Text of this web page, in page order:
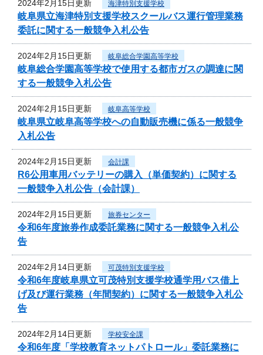
2024年2月15日更新 海津特別支援学校
岐阜県立海津特別支援学校スクールバス運行管理業務
委託に関する一般競争入札公告
2024年2月15日更新 岐阜総合学園高等学校
岐阜総合学園高等学校で使用する都市ガスの調達に関
する一般競争入札公告
2024年2月15日更新 岐阜高等学校
岐阜県立岐阜高等学校への自動販売機に係る一般競争
入札公告
2024年2月15日更新 会計課
R6公用車用バッテリーの購入（単価契約）に関する
一般競争入札公告（会計課）
2024年2月15日更新 旅券センター
令和6年度旅券作成委託業務に関する一般競争入札公
告
2024年2月14日更新 可茂特別支援学校
令和6年度岐阜県立可茂特別支援学校通学用バス借上
げ及び運行業務（年間契約）に関する一般競争入札公
告
2024年2月14日更新 学校安全課
令和6年度「学校教育ネットパトロール」委託業務に